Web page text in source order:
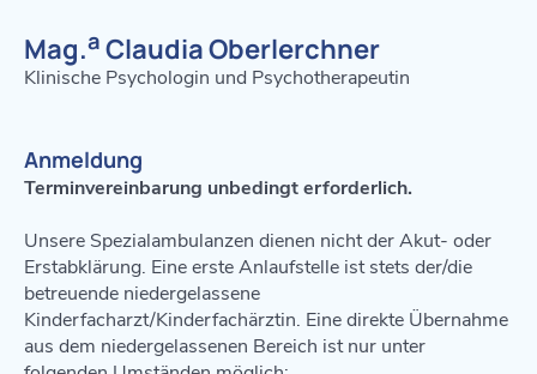
Mag.a Claudia Oberlerchner
Klinische Psychologin und Psychotherapeutin
Anmeldung
Terminvereinbarung unbedingt erforderlich.
Unsere Spezialambulanzen dienen nicht der Akut- oder
Erstabklärung. Eine erste Anlaufstelle ist stets der/die
betreuende niedergelassene
Kinderfacharzt/Kinderfachärztin. Eine direkte Übernahme
aus dem niedergelassenen Bereich ist nur unter